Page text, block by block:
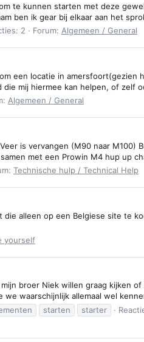
te kunnen starten met deze
ben ik gear bij elkaar aan het
2 Forum: Algemeen / General
een locatie in amersfoort(gezien
mij hiermee kan helpen, of zelf
Algemeen / General
is vervangen (M90 naar M100)
met een Prowin M4 hup up
Technische hulp / Technical Help
alleen op een Belgiese site te
yourself
broer Niek willen graag kijken
waarschijnlijk allemaal wel
starten starter